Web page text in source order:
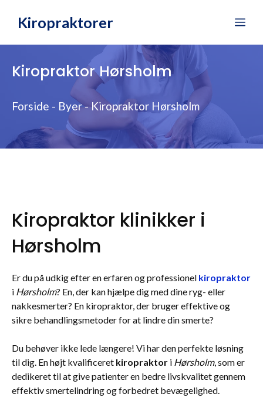
Kiropraktorer
Kiropraktor Hørsholm
Forside - Byer-Kiropraktor Hørsholm
Kiropraktor klinikker i
Hørsholm
Er du på udkig efter en erfaren og professionel kiropraktor
i Hørsholm? En, der kan hjælpe dig med dine ryg- eller
nakkesmerter? En kiropraktor, der bruger effektive og
sikre behandlingsmetoder for at lindre din smerte?
Du behøver ikke lede længere! Vi har den perfekte løsning
til dig. En højt kvalificeret kiropraktor i Hørsholm, som er
dedikeret til at give patienter en bedre livskvalitet gennem
effektiv smertelindring og forbedret bevægelighed.